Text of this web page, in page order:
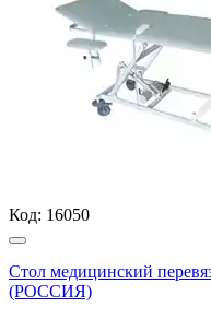
Код: 16050
Стол медицинский
(РОССИЯ)